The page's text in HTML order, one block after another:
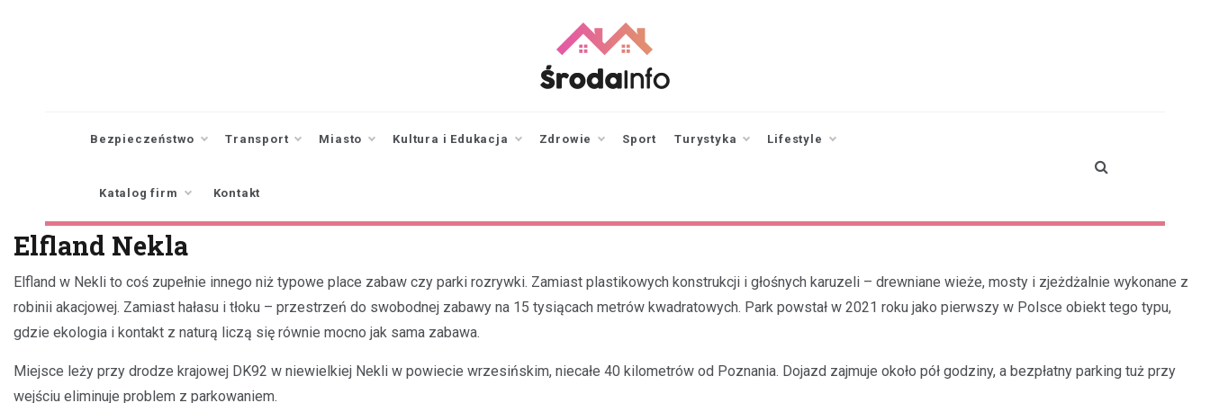
Wielkopolskiej
Bezpieczeństwo Transport Miasto Kultura i Edukacja Zdrowie Sport Turystyka Lifestyle
Katalog firm Kontakt
Elfland Nekla
Elfland w Nekli to coś zupełnie innego niż typowe place zabaw czy parki rozrywki. Zamiast plastikowych konstrukcji i głośnych karuzeli – drewniane wieże, mosty i zjeżdżalnie wykonane z
robinii akacjowej. Zamiast hałasu i tłoku – przestrzeń do swobodnej zabawy na 15 tysiącach metrów kwadratowych. Park powstał w 2021 roku jako pierwszy w Polsce obiekt tego typu,
gdzie ekologia i kontakt z naturą liczą się równie mocno jak sama zabawa.
Miejsce leży przy drodze krajowej DK92 w niewielkiej Nekli w powiecie wrzesińskim, niecałe 40 kilometrów od Poznania. Dojazd zajmuje około pół godziny, a bezpłatny parking tuż przy
wejściu eliminuje problem z parkowaniem.